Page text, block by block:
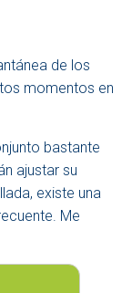
de los
momentos en
bastante
ajustar su
existe una
Me